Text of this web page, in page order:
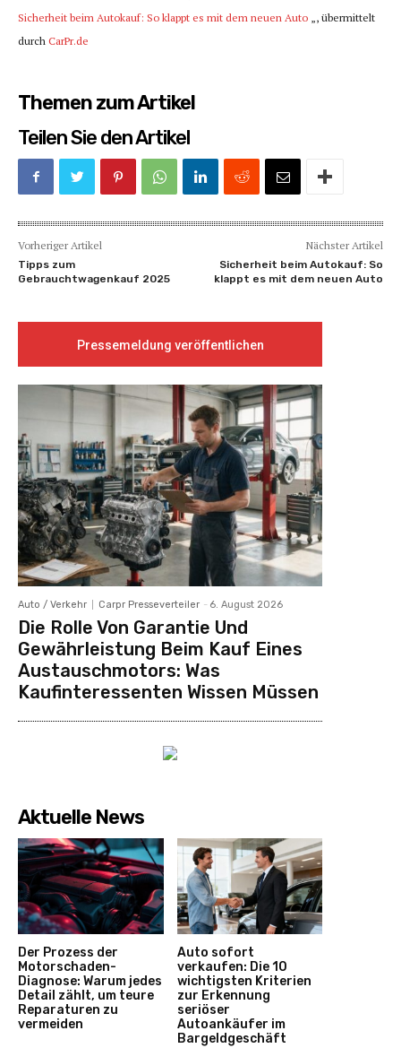
Sicherheit beim Autokauf: So klappt es mit dem neuen Auto „, übermittelt
durch CarPr.de
Themen zum Artikel
Teilen Sie den Artikel
Vorheriger Artikel
Tipps zum
Gebrauchtwagenkauf 2025
Nächster Artikel
Sicherheit beim Autokauf: So
klappt es mit dem neuen Auto
Pressemeldung veröffentlichen
Auto / Verkehr Carpr Presseverteiler - 6. August 2026
Die Rolle Von Garantie Und
Gewährleistung Beim Kauf Eines
Austauschmotors: Was
Kaufinteressenten Wissen Müssen
Aktuelle News
Der Prozess der
Motorschaden-
Diagnose: Warum jedes
Detail zählt, um teure
Reparaturen zu
vermeiden
Auto sofort
verkaufen: Die 10
wichtigsten Kriterien
zur Erkennung
seriöser
Autoankäufer im
Bargeldgeschäft